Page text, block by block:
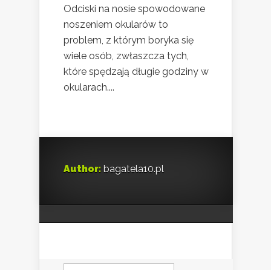
Odciski na nosie spowodowane
noszeniem okularów to
problem, z którym boryka się
wiele osób, zwłaszcza tych,
które spędzają długie godziny w
okularach....
Author: bagatela10.pl
Szukaj: